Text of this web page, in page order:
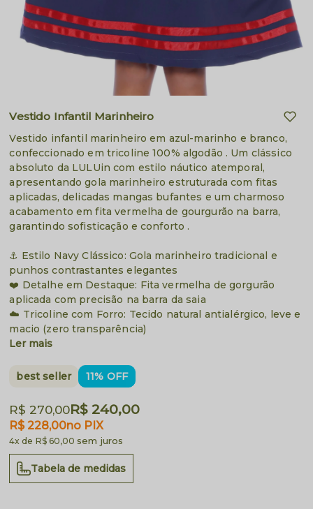
Vestido Infantil Marinheiro
Vestido infantil marinheiro em azul-marinho e branco,
confeccionado em tricoline 100% algodão . Um clássico
absoluto da LULUin com estilo náutico atemporal,
apresentando gola marinheiro estruturada com fitas
aplicadas, delicadas mangas bufantes e um charmoso
acabamento em fita vermelha de gourgurão na barra,
garantindo sofisticação e conforto .
⚓ Estilo Navy Clássico: Gola marinheiro tradicional e
punhos contrastantes elegantes
❤️ Detalhe em Destaque: Fita vermelha de gorgurão
aplicada com precisão na barra da saia
☁️ Tricoline com Forro: Tecido natural antialérgico, leve e
macio (zero transparência)
Ler mais
11% OFF
best seller
R$ 228,00no PIX
R$ 270,00R$ 240,00
4x R$ 60,00sem juros
Tabela de medidas